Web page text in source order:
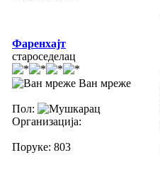
Фаренхајт
староседелац
Ван мреже
Пол:
Организација:
Поруке: 803